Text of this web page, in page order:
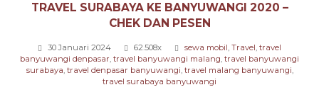
TRAVEL SURABAYA KE BANYUWANGI 2020 –
CHEK DAN PESEN
30 Januari 2024 62.508x sewa mobil, Travel, travel
banyuwangi denpasar, travel banyuwangi malang, travel banyuwangi
surabaya, travel denpasar banyuwangi, travel malang banyuwangi,
travel surabaya banyuwangi